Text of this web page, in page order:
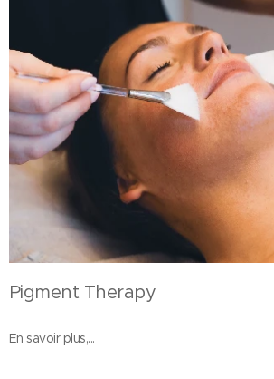
Pigment Therapy
En savoir plus,...